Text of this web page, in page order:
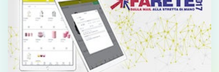
Webinar
Company